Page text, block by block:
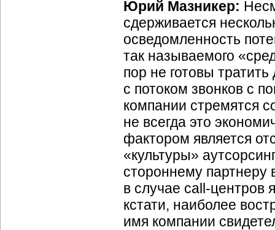
Юрий Мазникер:
сдерживается
осведомленность
так называемого
пор не готовы
с потоком звонков с
компании стремятся
не всегда это
фактором является
«культуры»
стороннему
в случае call-центров
кстати, наиболее
имя компании